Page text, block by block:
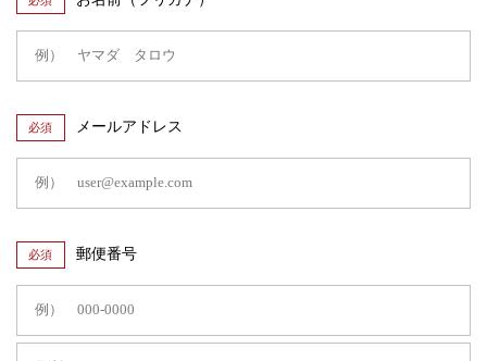
必須 メールアドレス
必須 郵便番号